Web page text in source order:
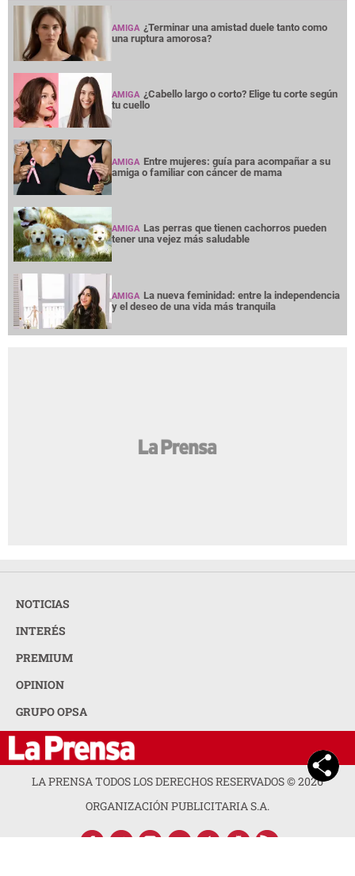
AMIGA ¿Terminar una amistad duele tanto como
una ruptura amorosa?
AMIGA ¿Cabello largo o corto? Elige tu corte según
tu cuello
AMIGA Entre mujeres: guía para acompañar a su
amiga o familiar con cáncer de mama
AMIGA Las perras que tienen cachorros pueden
tener una vejez más saludable
AMIGA La nueva feminidad: entre la independencia
y el deseo de una vida más tranquila
NOTICIAS
INTERÉS
PREMIUM
OPINION
GRUPO OPSA
LA PRENSA TODOS LOS DERECHOS RESERVADOS ©2026
ORGANIZACIÓN PUBLICITARIA S.A.